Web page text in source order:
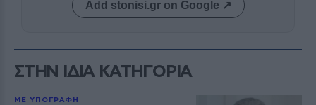
Add stonisi.gr on Google ↗
ΣΤΗΝ ΙΔΙΑ ΚΑΤΗΓΟΡΙΑ
ΜΕ ΥΠΟΓΡΑΦΗ